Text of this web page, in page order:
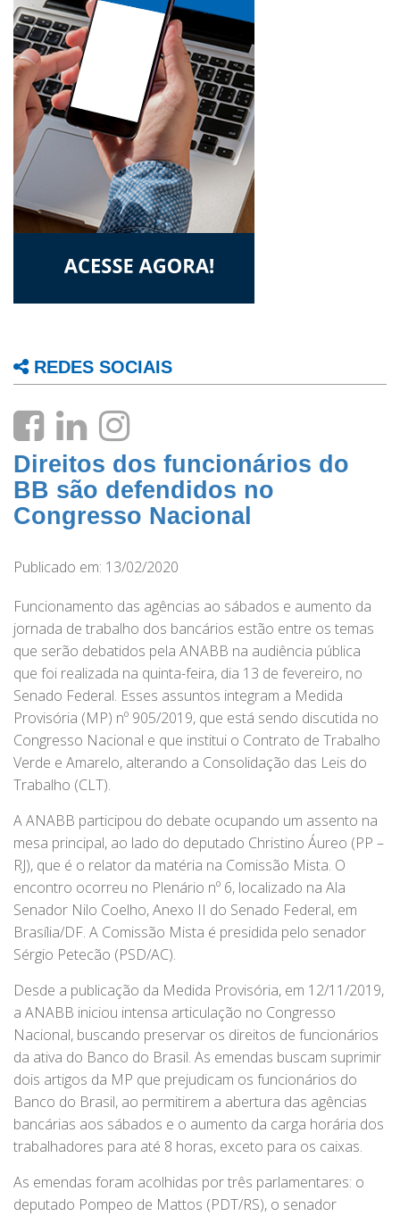
REDES SOCIAIS
Direitos dos funcionários do
BB são defendidos no
Congresso Nacional
Publicado em: 13/02/2020
Funcionamento das agências ao sábados e aumento da
jornada de trabalho dos bancários estão entre os temas
que serão debatidos pela ANABB na audiência pública
que foi realizada na quinta-feira, dia 13 de fevereiro, no
Senado Federal. Esses assuntos integram a Medida
Provisória (MP) nº 905/2019, que está sendo discutida no
Congresso Nacional e que institui o Contrato de Trabalho
Verde e Amarelo, alterando a Consolidação das Leis do
Trabalho (CLT).
A ANABB participou do debate ocupando um assento na
mesa principal, ao lado do deputado Christino Áureo (PP –
RJ), que é o relator da matéria na Comissão Mista. O
encontro ocorreu no Plenário nº 6, localizado na Ala
Senador Nilo Coelho, Anexo II do Senado Federal, em
Brasília/DF. A Comissão Mista é presidida pelo senador
Sérgio Petecão (PSD/AC).
Desde a publicação da Medida Provisória, em 12/11/2019,
a ANABB iniciou intensa articulação no Congresso
Nacional, buscando preservar os direitos de funcionários
da ativa do Banco do Brasil. As emendas buscam suprimir
dois artigos da MP que prejudicam os funcionários do
Banco do Brasil, ao permitirem a abertura das agências
bancárias aos sábados e o aumento da carga horária dos
trabalhadores para até 8 horas, exceto para os caixas.
As emendas foram acolhidas por três parlamentares: o
deputado Pompeo de Mattos (PDT/RS), o senador